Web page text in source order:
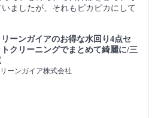
ましたが、それもピカピカにして
リーンガイアのお得な水回り4点セ
トクリーニングでまとめて綺麗に/三
ーンガイア株式会社